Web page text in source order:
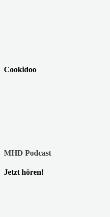
Cookidoo
MHD Podcast
Jetzt hören!